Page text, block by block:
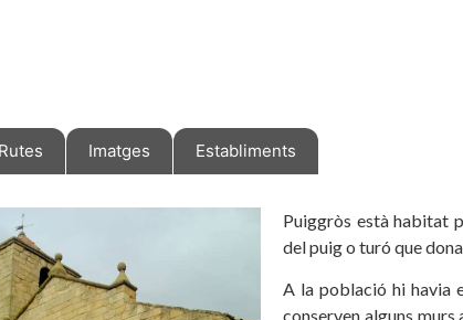
Rutes Imatges Establiments
Puiggròs està habitat
del puig o turó que
A la població hi havia
conserven alguns